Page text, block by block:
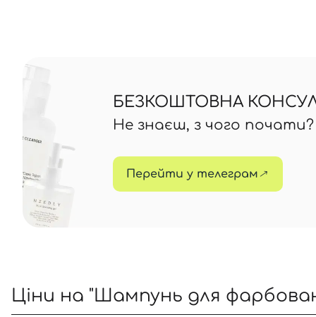
БЕЗКОШТОВНА
Не знаєш, з чого
Перейти у телеграм
Ціни на "Шампунь для